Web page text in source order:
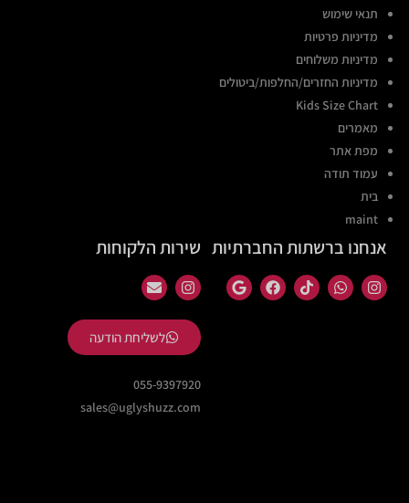
תנאי שימוש
מדיניות פרטיות
מדיניות משלוחים
מדיניות החזרים/החלפות/ביטולים
Kids Size Chart
מאמרים
מפת אתר
עמוד תודה
בית
maint
אנחנו ברשתות החברתיות שירות הלקוחות
לשליחת הודעה
055-9397920
sales@uglyshuzz.com